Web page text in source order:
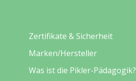
Zertifikate & Sicherheit
Marken/Hersteller
Was ist die Pikler-Pädagogik?